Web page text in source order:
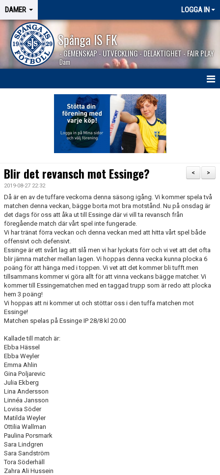
DAMER LOGGA IN
Spånga IS FK
- GEMENSKAP - UTVECKLING - DELAKTIGHET - FAIR PLAY
Dam
MATCHER
BILDGALLERI
KONTAKT
DOKUMENT
TIDIGARE SÄSONGER
>
<
Blir det revansch mot Essinge?
2019-08-27 22:32
Då är en av de tuffare veckorna denna säsong igång. Vi kommer spela två
matchen denna veckan, bägge borta mot bra motstånd. Nu på onsdag är
det dags för oss att åka ut till Essinge där vi vill ta revansch från
föregående match där vårt spel inte fungerade.
Vi har tränat förra veckan och denna veckan med att hitta vårt spel både
offensivt och defensivt.
Essinge är ett svårt lag att slå men vi har lyckats förr och vi vet att det ofta
blir jämna matcher mellan lagen. Vi hoppas denna vecka kunna plocka 6
poäng för att hänga med i toppen. Vi vet att det kommer bli tufft men
tillsammans kommer vi göra allt för att vinna veckans bägge matcher. Vi
kommer till Essingematchen med en taggad trupp som är redo att plocka
hem 3 poäng!
Vi hoppas att ni kommer ut och stöttar oss i den tuffa matchen mot
Essinge!
Matchen spelas på Essinge IP 28/8 kl 20.00
Kallade till match är:
Ebba Hässel
Ebba Weyler
Emma Ahlin
Gina Poljarevic
Julia Ekberg
Lina Andersson
Linnéa Jansson
Lovisa Söder
Matilda Weyler
Ottilia Wallman
Paulina Porsmark
Sara Lindgren
Sara Sandström
Tora Söderhäll
Zahra Ali Hussein